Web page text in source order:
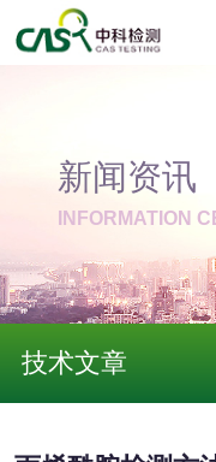
新闻资讯
INFORMATION
技术文章
无底
室温
氟